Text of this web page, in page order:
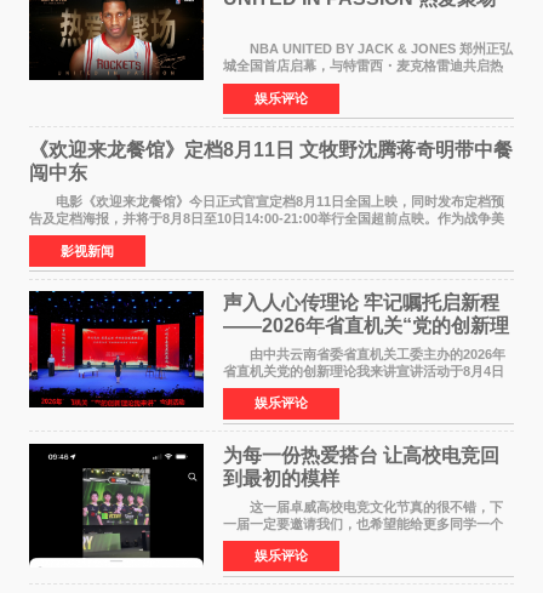
NBA UNITED BY JACK & JONES 郑州正弘
城全国首店启幕，与特雷西・麦克格雷迪共启热
爱 2026 年7 月21 日，
NBAUNITEDBYJACK&JONES 全国首店，于郑
州正弘城正式启幕。NBA 传奇球星
娱乐评论
《欢迎来龙餐馆》定档8月11日 文牧野沈腾蒋奇明带中餐
闯中东
电影《欢迎来龙餐馆》今日正式官宣定档8月11日全国上映，同时发布定档预
告及定档海报，并将于8月8日至10日14:00-21:00举行全国超前点映。作为战争美
食大片，影片讲述的是中国厨师徐福（沈腾
影视新闻
声入人心传理论 牢记嘱托启新程
——2026年省直机关“党的创新理
论我来讲”宣讲活动圆满落幕
由中共云南省委省直机关工委主办的2026年
省直机关党的创新理论我来讲宣讲活动于8月4日
至5日在昆明举办。活动以 "牢记嘱托 感恩奋进
开创云南发展新局面 "为主题，坚持以新时代中国
特色社会主义
娱乐评论
为每一份热爱搭台 让高校电竞回
到最初的模样
这一届卓威高校电竞文化节真的很不错，下
一届一定要邀请我们，也希望能给更多同学一个
来到现场的机会。 2026卓威高校电竞文化节
已经落下帷幕，在活动结束后，仍有不少高校电
竞社负责人和现
娱乐评论